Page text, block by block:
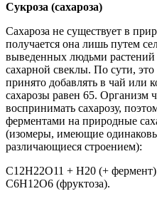
Сукроза (сахароза)
Сахароза не существует в
получается она лишь путем
выведенных людьми растений
сахарной свеклы. По сути,
принято добавлять в чай или
сахарозы равен 65. Организм
воспринимать сахарозу,
ферментами на природные
(изомеры, имеющие
различающиеся строением):
С12H22O11 + H20 (+
C6H12O6 (фруктоза).